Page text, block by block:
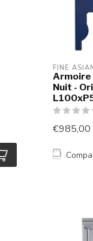
FINE
Armoire
Nuit -
€985,00